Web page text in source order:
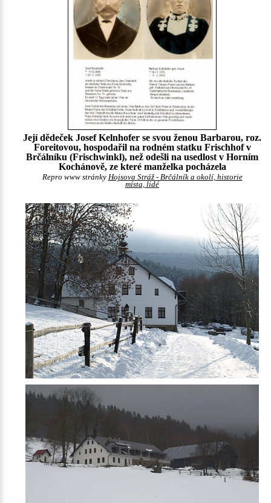
Její dědeček Josef Kelnhofer se svou ženou Barbarou, roz.
Foreitovou, hospodařil na rodném statku Frischhof v
Brčálníku (Frischwinkl), než odešli na usedlost v Horním
Kochánově, ze které manželka pocházela
Repro www stránky Hojsova Stráž - Brčálník a okolí, historie
místa, lidé